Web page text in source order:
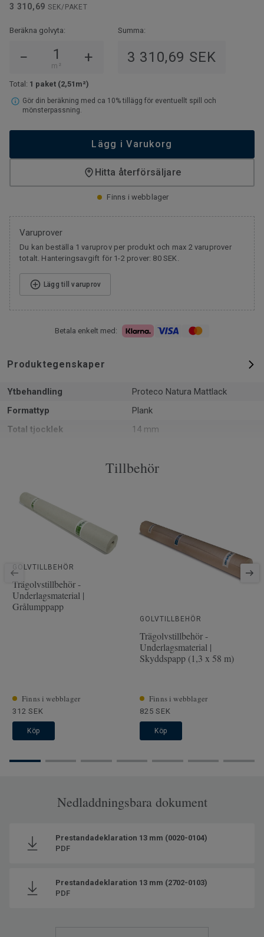
3 310,69 SEK/PAKET
Beräkna golvyta:
− m² +
Summa:
3 310,69 SEK
Total: 1 paket (2,51m²)
Gör din beräkning med ca 10% tillägg för eventuellt spill och
mönsterpassning.
Lägg i Varukorg
Hitta återförsäljare
Finns i webblager
Varuprover
Du kan beställa 1 varuprov per produkt och max 2 varuprover
totalt. Hanteringsavgift för 1-2 prover: 80 SEK.
Lägg till varuprov
Betala enkelt med:
Produktegenskaper
Ytbehandling
Proteco Natura Mattlack
Formattyp
Plank
Total tjocklek
14 mm
Ja
Artiklar per paket
Läggningsmetod
Klick
7877070
Fasade kanter
Träslag
Längd
3.5 mm
19 cm
Tillbehör
GOLVTILLBEHÖR
Trägolvstillbehör -
Underlagsmaterial |
Grålumppapp
Finns i webblager
312 SEK
Köp
GOLVTILLBEHÖR
Trägolvstillbehör -
Underlagsmaterial |
Skyddspapp (1,3 x 58 m)
Finns i webblager
825 SEK
Köp
Nedladdningsbara dokument
Prestandadeklaration 13 mm (0020-0104)
PDF
Prestandadeklaration 13 mm (2702-0103)
PDF